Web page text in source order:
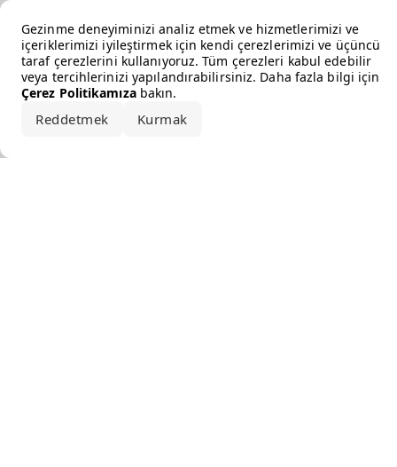
Gezinme deneyiminizi analiz etmek ve hizmetlerimizi ve
içeriklerimizi iyileştirmek için kendi çerezlerimizi ve üçüncü
taraf çerezlerini kullanıyoruz. Tüm çerezleri kabul edebilir
veya tercihlerinizi yapılandırabilirsiniz. Daha fazla bilgi için
Çerez Politikamızabakın.
Reddetmek Kurmak
Error loading the brand